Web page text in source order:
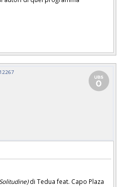
di Tedua feat. Capo Plaza